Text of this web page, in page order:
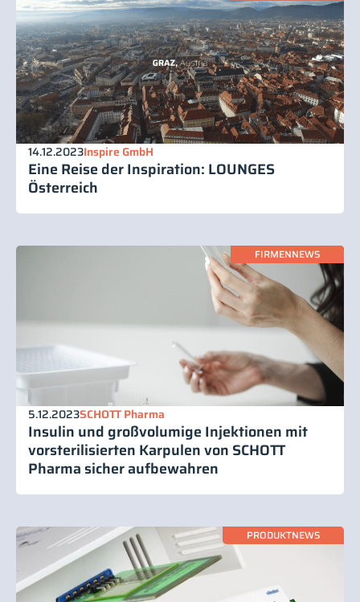
14.12.2023Inspire GmbH
Eine Reise der Inspiration: LOUNGES
Österreich
FIRMENNEWS
5.12.2023SCHOTT Pharma
Insulin und großvolumige Injektionen mit
vorsterilisierten Karpulen von SCHOTT
Pharma sicher aufbewahren
PRODUKTNEWS